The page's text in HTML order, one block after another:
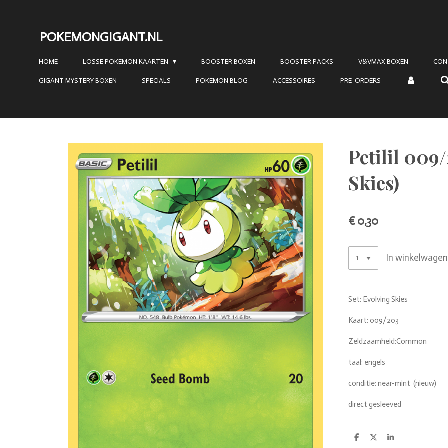
hoofdinhoud
POKEMONGIGANT.NL
HOME LOSSE POKEMON KAARTEN BOOSTER BOXEN BOOSTER PACKS V&VMAX BOXEN
GIGANT MYSTERY BOXEN SPECIALS POKEMON BLOG ACCESSOIRES PRE-ORDERS
Petilil
Skies)
€ 0,30
In winkelwagen
Set: Evolving Skies
Kaart: 009/203
Zeldzaamheid:Common
taal: engels
conditie: near-mint (nieuw)
direct gesleeved
D
D
S